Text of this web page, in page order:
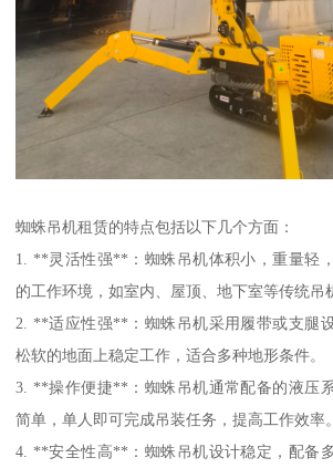
蜘蛛吊机租赁的特点包括以下几个方面：
1. **灵活性强**：蜘蛛吊机体积小，重量轻
的工作环境，如室内、屋顶、地下室等传统吊
2. **适应性强**：蜘蛛吊机采用履带或支腿
松软的地面上稳定工作，适合多种地形条件。
3. **操作便捷**：蜘蛛吊机通常配备的液压
简单，单人即可完成吊装任务，提高工作效率。
4. **安全性高**：蜘蛛吊机设计稳定，配备